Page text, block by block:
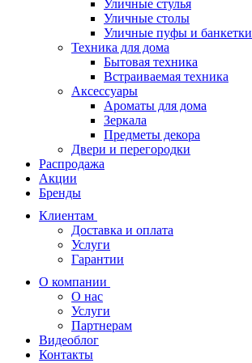
Уличные стулья
Уличные столы
Уличные пуфы и банкетки
Техника для дома
Бытовая техника
Встраиваемая техника
Аксессуары
Ароматы для дома
Зеркала
Предметы декора
Двери и перегородки
Распродажа
Акции
Бренды
Клиентам
Доставка и оплата
Услуги
Гарантии
О компании
О нас
Услуги
Партнерам
Видеоблог
Контакты